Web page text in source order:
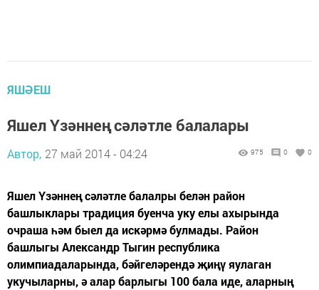
ЯШӘЕШ
Яшел Үзәннең сәләтле балалары
Автор, 27 май 2014 - 04:24 975 0 0
Яшел Үзәннең сәләтле балалры белән район
башлыклары традиция буенча уку елы ахырында
очраша һәм быел да искәрмә булмады. Район
башлыгы Александр Тыгин республика
олимпиадаларында, бәйгеләрендә җиңү яулаган
укучыларны, ә алар барлыгы 100 бала иде, аларның